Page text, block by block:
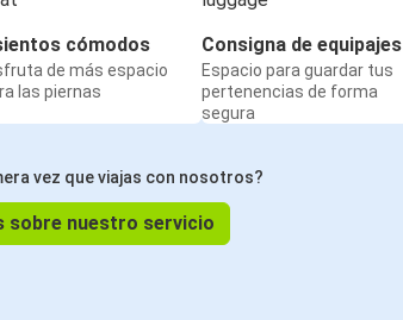
cómodos
de más espacio
las piernas
Consigna de equipajes
Espacio para guardar tus
pertenencias de forma
segura
vez que viajas con nosotros?
sobre nuestro servicio